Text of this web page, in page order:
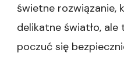
świetne rozwiązanie,
delikatne światło,
poczuć się